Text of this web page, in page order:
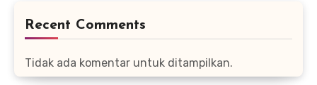
Recent Comments
Tidak ada komentar untuk ditampilkan.